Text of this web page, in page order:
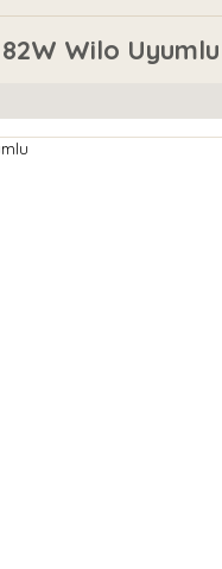
Wilo Uyumlu